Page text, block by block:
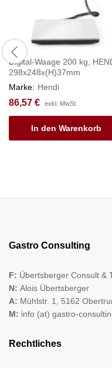
Digital-Waage 200 kg,
298x248x(H)37mm
Marke: Hendi
86,57 € exkl. MwSt.
In den Warenkorb
Gastro Consulting
F: Übertsberger Consult &
N: Alois Übertsberger
A: Mühlstr. 1, 5162
M: info (at) gastro-
Rechtliches